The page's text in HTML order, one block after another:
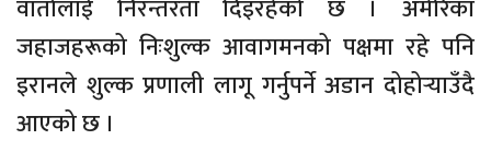
वार्तालाई निरन्तरता दिइरहेको छ । अमेरिका
जहाजहरूको निःशुल्क आवागमनको पक्षमा रहे पनि
इरानले शुल्क प्रणाली लागू गर्नुपर्ने अडान दोहोर्‍याउँदै
आएको छ ।